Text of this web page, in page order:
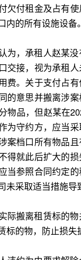
欠付租金及占有
内的所有设施设备
，承租人赵某没
交接，视为承租
费。关于支付占
的意思并搬离涉
物品，但赵某在
为守约方，应当
案档口所有物品
得就此后扩大的
当参照合同约定
未采取适当措施导
搬离租赁标的物
标的物，防止损失